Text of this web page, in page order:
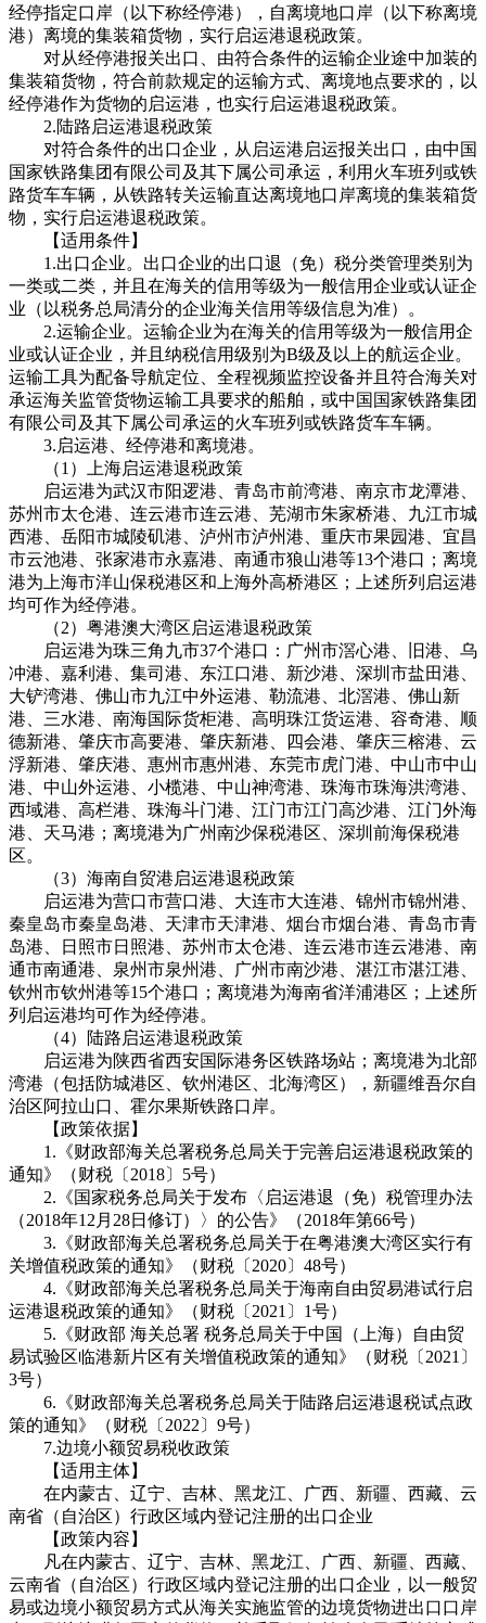
经停指定口岸（以下称经停港），自离境地口岸（以下称离境
港）离境的集装箱货物，实行启运港退税政策。
对从经停港报关出口、由符合条件的运输企业途中加装的
集装箱货物，符合前款规定的运输方式、离境地点要求的，以
经停港作为货物的启运港，也实行启运港退税政策。
2.陆路启运港退税政策
对符合条件的出口企业，从启运港启运报关出口，由中国
国家铁路集团有限公司及其下属公司承运，利用火车班列或铁
路货车车辆，从铁路转关运输直达离境地口岸离境的集装箱货
物，实行启运港退税政策。
【适用条件】
1.出口企业。出口企业的出口退（免）税分类管理类别为
一类或二类，并且在海关的信用等级为一般信用企业或认证企
业（以税务总局清分的企业海关信用等级信息为准）。
2.运输企业。运输企业为在海关的信用等级为一般信用企
业或认证企业，并且纳税信用级别为B级及以上的航运企业。
运输工具为配备导航定位、全程视频监控设备并且符合海关对
承运海关监管货物运输工具要求的船舶，或中国国家铁路集团
有限公司及其下属公司承运的火车班列或铁路货车车辆。
3.启运港、经停港和离境港。
（1）上海启运港退税政策
启运港为武汉市阳逻港、青岛市前湾港、南京市龙潭港、
苏州市太仓港、连云港市连云港、芜湖市朱家桥港、九江市城
西港、岳阳市城陵矶港、泸州市泸州港、重庆市果园港、宜昌
市云池港、张家港市永嘉港、南通市狼山港等13个港口；离境
港为上海市洋山保税港区和上海外高桥港区；上述所列启运港
均可作为经停港。
（2）粤港澳大湾区启运港退税政策
启运港为珠三角九市37个港口：广州市滘心港、旧港、乌
冲港、嘉利港、集司港、东江口港、新沙港、深圳市盐田港、
大铲湾港、佛山市九江中外运港、勒流港、北滘港、佛山新
港、三水港、南海国际货柜港、高明珠江货运港、容奇港、顺
德新港、肇庆市高要港、肇庆新港、四会港、肇庆三榕港、云
浮新港、肇庆港、惠州市惠州港、东莞市虎门港、中山市中山
港、中山外运港、小榄港、中山神湾港、珠海市珠海洪湾港、
西域港、高栏港、珠海斗门港、江门市江门高沙港、江门外海
港、天马港；离境港为广州南沙保税港区、深圳前海保税港
区。
（3）海南自贸港启运港退税政策
启运港为营口市营口港、大连市大连港、锦州市锦州港、
秦皇岛市秦皇岛港、天津市天津港、烟台市烟台港、青岛市青
岛港、日照市日照港、苏州市太仓港、连云港市连云港港、南
通市南通港、泉州市泉州港、广州市南沙港、湛江市湛江港、
钦州市钦州港等15个港口；离境港为海南省洋浦港区；上述所
列启运港均可作为经停港。
（4）陆路启运港退税政策
启运港为陕西省西安国际港务区铁路场站；离境港为北部
湾港（包括防城港区、钦州港区、北海湾区），新疆维吾尔自
治区阿拉山口、霍尔果斯铁路口岸。
【政策依据】
1.《财政部海关总署税务总局关于完善启运港退税政策的
通知》（财税〔2018〕5号）
2.《国家税务总局关于发布〈启运港退（免）税管理办法
（2018年12月28日修订）〉的公告》（2018年第66号）
3.《财政部海关总署税务总局关于在粤港澳大湾区实行有
关增值税政策的通知》（财税〔2020〕48号）
4.《财政部海关总署税务总局关于海南自由贸易港试行启
运港退税政策的通知》（财税〔2021〕1号）
5.《财政部 海关总署 税务总局关于中国（上海）自由贸
易试验区临港新片区有关增值税政策的通知》（财税〔2021〕
3号）
6.《财政部海关总署税务总局关于陆路启运港退税试点政
策的通知》（财税〔2022〕9号）
7.边境小额贸易税收政策
【适用主体】
在内蒙古、辽宁、吉林、黑龙江、广西、新疆、西藏、云
南省（自治区）行政区域内登记注册的出口企业
【政策内容】
凡在内蒙古、辽宁、吉林、黑龙江、广西、新疆、西藏、
云南省（自治区）行政区域内登记注册的出口企业，以一般贸
易或边境小额贸易方式从海关实施监管的边境货物进出口口岸